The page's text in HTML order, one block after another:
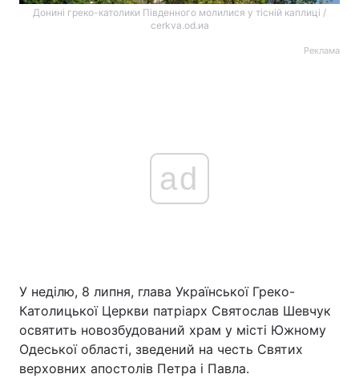
Головна Війна
Донині греко-католики Південного молилися у тісній каплиці /
cerkva.od.иа
Реклама
ad
У неділю, 8 липня, глава Української Греко-
Католицької Церкви патріарх Святослав Шевчук
освятить новозбудований храм у місті Южному
Одеської області, зведений на честь Святих
верховних апостолів Петра і Павла.